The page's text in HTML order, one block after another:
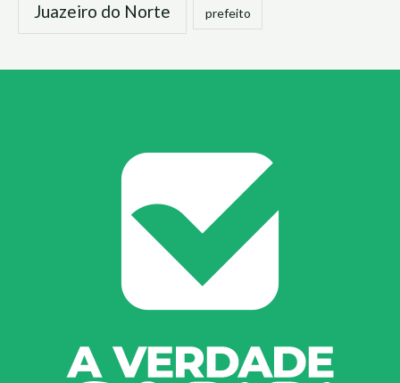
Juazeiro do Norte prefeito